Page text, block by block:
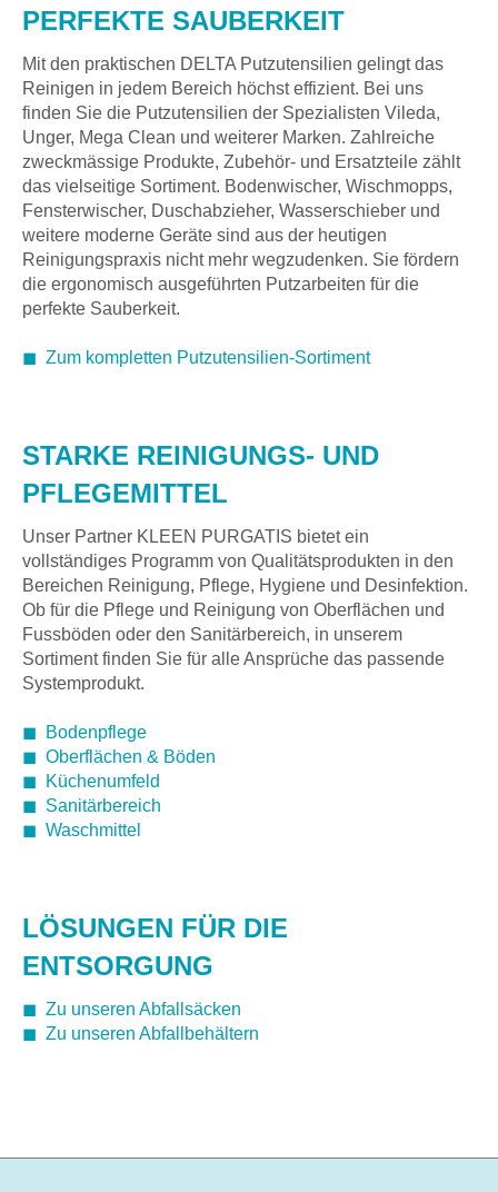
PERFEKTE SAUBERKEIT
Mit den praktischen DELTA Putzutensilien gelingt das
Reinigen in jedem Bereich höchst effizient. Bei uns
finden Sie die Putzutensilien der Spezialisten Vileda,
Unger, Mega Clean und weiterer Marken. Zahlreiche
zweckmässige Produkte, Zubehör- und Ersatzteile zählt
das vielseitige Sortiment. Bodenwischer, Wischmopps,
Fensterwischer, Duschabzieher, Wasserschieber und
weitere moderne Geräte sind aus der heutigen
Reinigungspraxis nicht mehr wegzudenken. Sie fördern
die ergonomisch ausgeführten Putzarbeiten für die
perfekte Sauberkeit.
◼ Zum kompletten Putzutensilien-Sortiment
STARKE REINIGUNGS- UND
PFLEGEMITTEL
Unser Partner KLEEN PURGATIS bietet ein
vollständiges Programm von Qualitätsprodukten in den
Bereichen Reinigung, Pflege, Hygiene und Desinfektion.
Ob für die Pflege und Reinigung von Oberflächen und
Fussböden oder den Sanitärbereich, in unserem
Sortiment finden Sie für alle Ansprüche das passende
Systemprodukt.
◼
Bodenpflege
◼ Oberflächen & Böden
◼
Küchenumfeld
◼ Sanitärbereich
◼ Waschmittel
LÖSUNGEN FÜR DIE
ENTSORGUNG
◼ Zu unseren Abfallsäcken
◼ Zu unseren Abfallbehältern